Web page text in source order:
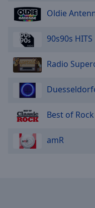
Oldie
90s90s HITS
Radio
Best of
amR